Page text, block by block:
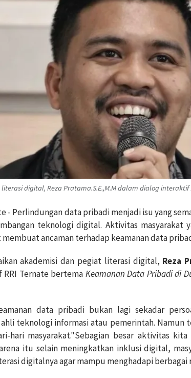
digital, Reza Pratama.S.E.,M.M dalam dialog interaktif
- Perlindungan data pribadi menjadi isu yang
teknologi digital. Aktivitas masyarakat
ancaman terhadap keamanan data
akademisi dan pegiat literasi digital, Reza
Ternate bertema Keamanan Data Pribadi di
data pribadi bukan lagi sekadar
teknologi informasi atau pemerintah. Namun
hari masyarakat."Sebagian besar aktivitas
itu selain meningkatkan inklusi digital,
digitalnya agar mampu menghadapi berbagai